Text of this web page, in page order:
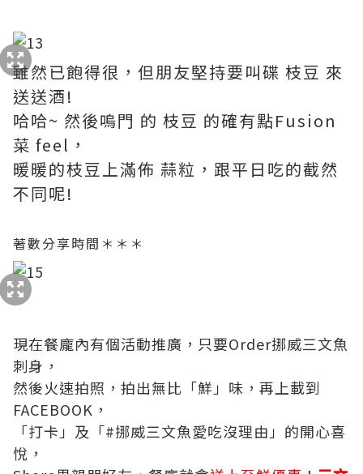
雖然已飽得很，但朋友堅持要叫碟 枝豆 來
送送酒!
哈哈~ 然後嗚門 的 枝豆 的確有點Fusion
菜 feel，
暖暖的枝豆上滿佈 蒜粒，跟平日吃的截然
不同呢!
著數分享時間＊＊＊
現在餐龐內有個活動推廣，只要Order挪威三文魚
刺身，
然後火速拍照，拍出無比「鮮」味，再上載到
FACEBOOK，
「打卡」及「#挪威三文魚愛吃沒理由」的開心喜
悅，